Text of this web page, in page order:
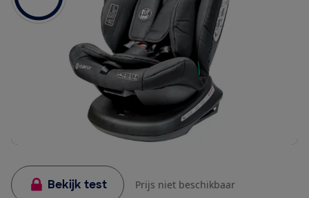
Bekijk test Prijs niet beschikbaar